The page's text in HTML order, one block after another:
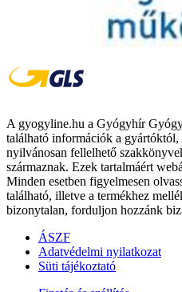
A gyogyline.hu a Gyógyhír
található információk a
nyilvánosan fellelhető
származnak. Ezek tartalmáért
Minden esetben figyelmesen
található, illetve a termékhez
bizonytalan, forduljon hozzánk
ÁSZF
Adatvédelmi nyilatkozat
Süti tájékoztató